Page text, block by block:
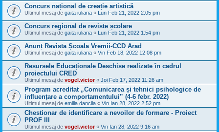
Concurs național de creație artistică
Ultimul mesaj de gaita iuliana « Lun Feb 21, 2022 2:05 pm
Concurs regional de reviste școlare
Ultimul mesaj de gaita iuliana « Lun Feb 21, 2022 1:54 pm
Anunț Revista Școala Vremii-CCD Arad
Ultimul mesaj de gaita iuliana « Vin Feb 18, 2022 12:08 pm
Resursele Educaționale Deschise realizate în cadrul
proiectului CRED
Ultimul mesaj de vogel.victor« Joi Feb 17, 2022 11:26 am
Program acreditat „Comunicarea și tehnici psihologice de
influențare a comportamentului” (4-6 febr. 2022)
Ultimul mesaj de emilia dancila « Vin Ian 28, 2022 2:52 pm
Chestionar de identificare a nevoilor de formare - Proiect
PROF III
Ultimul mesaj de vogel.victor« Vin Ian 28, 2022 9:16 am